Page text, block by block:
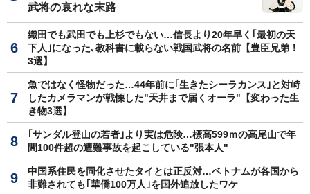
武将の哀れな末路
織田でも武田でも上杉でもない…信長より20年早く｢最初の天
下人｣になった､教科書に載らない戦国武将の名前【豊臣兄弟！
3選】
魚ではなく怪物だった…44年前に｢生きたシーラカンス｣と対峙
したカメラマンが戦慄した"天井まで届くオーラ"【変わった生
き物3選】
｢サンダル登山の若者｣より実は危険…標高599ｍの高尾山で年
間100件超の遭難事故を起こしている"張本人"
中国系住民を同化させたタイとは正反対…ベトナムが各国から
非難されても｢華僑100万人｣を国外追放したワケ